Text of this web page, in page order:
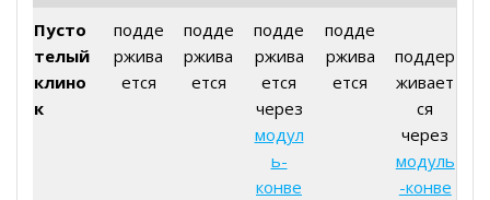
Пусто
телый
клино
к
подде
ржива
ется
подде
ржива
ется
подде
ржива
ется
через
модул
ь-
конве
подде
ржива
ется
поддер
живает
ся
через
модуль
-конве